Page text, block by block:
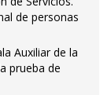
de personas
Auxiliar de la
prueba de